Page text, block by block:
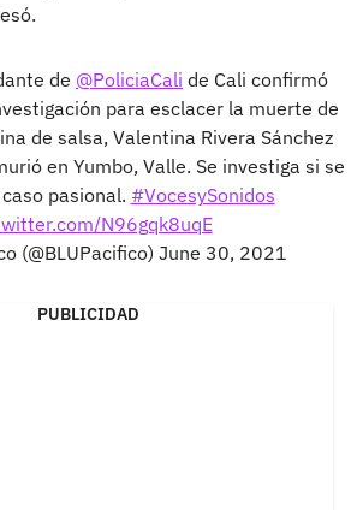
de @PoliciaCali de Cali confirmó
para esclacer la muerte de
de salsa, Valentina Rivera Sánchez
en Yumbo, Valle. Se investiga si se
pasional. #VocesySonidos
N96gqk8uqE
(@BLUPacifico) June 30, 2021
PUBLICIDAD